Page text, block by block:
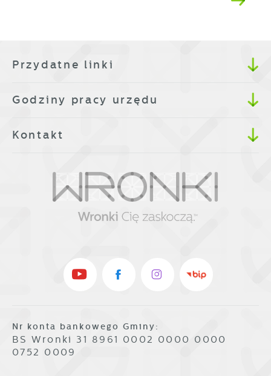
Przydatne linki
Godziny pracy urzędu
Kontakt
Nr konta bankowego Gminy:
BS Wronki 31 8961 0002 0000 0000
0752 0009